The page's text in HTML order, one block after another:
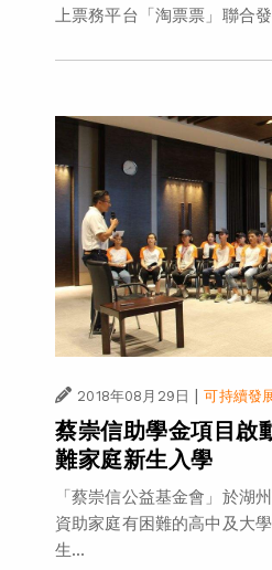
上票務平台「淘票票」聯合
2018年08月29日 | 可持續發
蔡崇信助學金項目啟
難家庭新生入學
「蔡崇信公益基金會」於湖
資助家庭有困難的高中及大
生...